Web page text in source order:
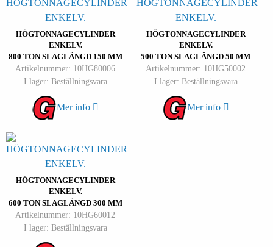
HÖGTONNAGECYLINDER
ENKELV.
800 TON SLAGLÄNGD 150 MM
Artikelnummer: 10HG80006
I lager: Beställningsvara
Mer info
HÖGTONNAGECYLINDER
ENKELV.
500 TON SLAGLÄNGD 50 MM
Artikelnummer: 10HG50002
I lager: Beställningsvara
Mer info
HÖGTONNAGECYLINDER
ENKELV.
600 TON SLAGLÄNGD 300 MM
Artikelnummer: 10HG60012
I lager: Beställningsvara